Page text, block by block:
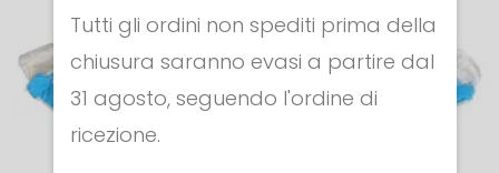
Tutti gli ordini non spediti prima della
chiusura saranno evasi a partire dal
31 agosto, seguendo l'ordine di
ricezione.